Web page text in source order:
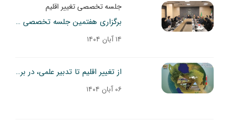
جلسه تخصصی تغییر اقلیم
برگزاری هفتمین جلسه تخصصی همایش ملی تغییر اقلیم
۱۴ آبان ۱۴۰۴
از تغییر اقلیم تا تدبیر علمی، در برابر این واقعیت سخت، تدبیر علمی در جریان است.
۰۶ آبان ۱۴۰۴